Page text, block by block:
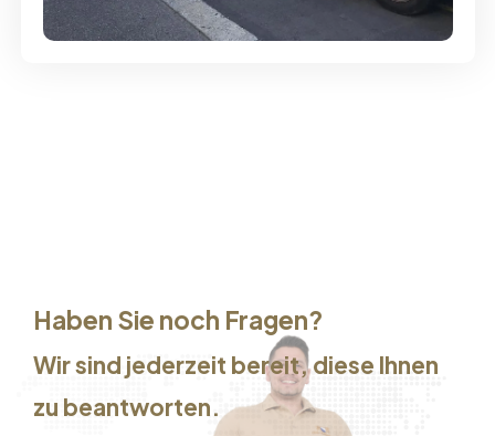
Haben Sie noch Fragen?
Wir sind jederzeit bereit, diese Ihnen
zu beantworten.